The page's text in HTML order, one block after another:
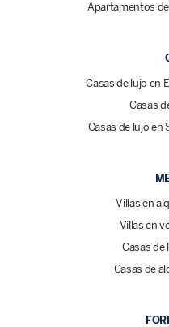
Apartamentos
Casas de lujo en
Casas
Casas de lujo en
Villas en
Villas en
Casas de
Casas de